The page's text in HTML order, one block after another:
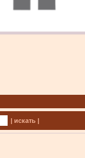
| искать |